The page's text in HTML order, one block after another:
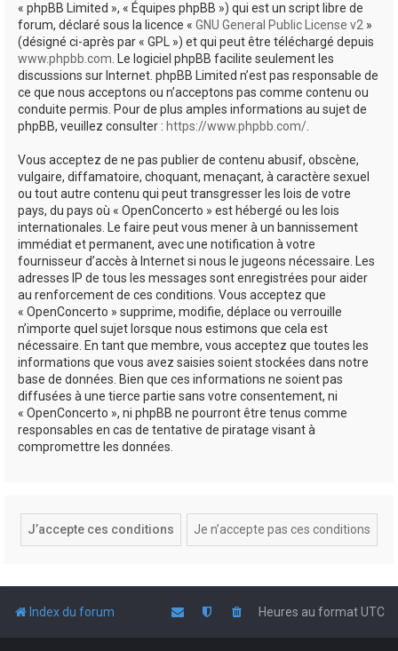
« phpBB Limited », « Équipes phpBB ») qui est un script libre de
forum, déclaré sous la licence « GNU General Public License v2 »
(désigné ci-après par « GPL ») et qui peut être téléchargé depuis
www.phpbb.com. Le logiciel phpBB facilite seulement les
discussions sur Internet. phpBB Limited n’est pas responsable de
ce que nous acceptons ou n’acceptons pas comme contenu ou
conduite permis. Pour de plus amples informations au sujet de
phpBB, veuillez consulter : https://www.phpbb.com/.
Vous acceptez de ne pas publier de contenu abusif, obscène,
vulgaire, diffamatoire, choquant, menaçant, à caractère sexuel
ou tout autre contenu qui peut transgresser les lois de votre
pays, du pays où « OpenConcerto » est hébergé ou les lois
internationales. Le faire peut vous mener à un bannissement
immédiat et permanent, avec une notification à votre
fournisseur d’accès à Internet si nous le jugeons nécessaire. Les
adresses IP de tous les messages sont enregistrées pour aider
au renforcement de ces conditions. Vous acceptez que
« OpenConcerto » supprime, modifie, déplace ou verrouille
n’importe quel sujet lorsque nous estimons que cela est
nécessaire. En tant que membre, vous acceptez que toutes les
informations que vous avez saisies soient stockées dans notre
base de données. Bien que ces informations ne soient pas
diffusées à une tierce partie sans votre consentement, ni
« OpenConcerto », ni phpBB ne pourront être tenus comme
responsables en cas de tentative de piratage visant à
compromettre les données.
Index du forum Heures au formatUTC